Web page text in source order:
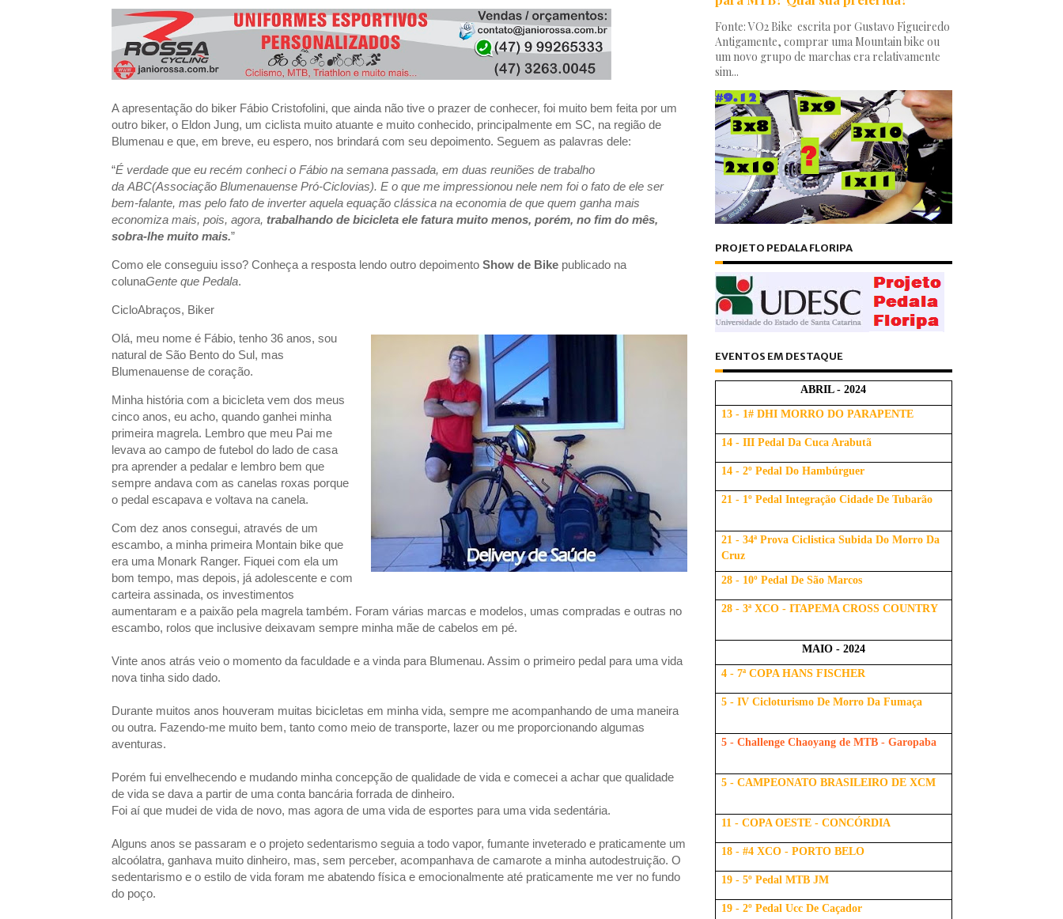
CICLOTURISMO 3º Pedal das Águas BBB - BEACH BIKER BLOG MARCH 08, 2020
EVENTO Pedala Tour - Floripa #2 - 2024 BBB - BEACH BIKER BLOG JANUARY 31, 2024
A apresentação do biker Fábio Cristofolini, que ainda não tive o prazer de conhecer, foi muito bem feita por um
outro biker, o Eldon Jung, um ciclista muito atuante e muito conhecido, principalmente em SC, na região de
Blumenau e que, em breve, eu espero, nos brindará com seu depoimento. Seguem as palavras dele:
“É verdade que eu recém conheci o Fábio na semana passada, em duas reuniões de trabalho
da ABC(Associação Blumenauense Pró-Ciclovias). E o que me impressionou nele nem foi o fato de ele ser
bem-falante, mas pelo fato de inverter aquela equação clássica na economia de que quem ganha mais
economiza mais, pois, agora, trabalhando de bicicleta ele fatura muito menos, porém, no fim do mês,
sobra-lhe muito mais.”
Como ele conseguiu isso? Conheça a resposta lendo outro depoimento Show de Bikepublicado na
colunaGente que Pedala.
CicloAbraços, Biker
Olá, meu nome é Fábio, tenho 36 anos, sou
natural de São Bento do Sul, mas
Blumenauense de coração.
Minha história com a bicicleta vem dos meus
cinco anos, eu acho, quando ganhei minha
primeira magrela. Lembro que meu Pai me
levava ao campo de futebol do lado de casa
pra aprender a pedalar e lembro bem que
sempre andava com as canelas roxas porque
o pedal escapava e voltava na canela.
Com dez anos consegui, através de um
escambo, a minha primeira Montain bike que
era uma Monark Ranger. Fiquei com ela um
bom tempo, mas depois, já adolescente e com
carteira assinada, os investimentos
aumentaram e a paixão pela magrela também. Foram várias marcas e modelos, umas compradas e outras no
escambo, rolos que inclusive deixavam sempre minha mãe de cabelos em pé.
Vinte anos atrás veio o momento da faculdade e a vinda para Blumenau. Assim o primeiro pedal para uma vida
nova tinha sido dado.
Durante muitos anos houveram muitas bicicletas em minha vida, sempre me acompanhando de uma maneira
ou outra. Fazendo-me muito bem, tanto como meio de transporte, lazer ou me proporcionando algumas
aventuras.
Porém fui envelhecendo e mudando minha concepção de qualidade de vida e comecei a achar que qualidade
de vida se dava a partir de uma conta bancária forrada de dinheiro.
Foi aí que mudei de vida de novo, mas agora de uma vida de esportes para uma vida sedentária.
Alguns anos se passaram e o projeto sedentarismo seguia a todo vapor, fumante inveterado e praticamente um
alcoólatra, ganhava muito dinheiro, mas, sem perceber, acompanhava de camarote a minha autodestruição. O
sedentarismo e o estilo de vida foram me abatendo física e emocionalmente até praticamente me ver no fundo
do poço.
Fonte: VO2 Bike escrita por Gustavo Figueiredo
Antigamente, comprar uma Mountain bike ou
um novo grupo de marchas era relativamente
sim...
PROJETO PEDALA FLORIPA
EVENTOS EM DESTAQUE
ABRIL - 2024
13 - 1# DHI MORRO DO PARAPENTE
14 - III Pedal Da Cuca Arabutã
14 - 2º Pedal Do Hambúrguer
21 - 1º Pedal Integração Cidade De Tubarão
21 - 34ª Prova Ciclistica Subida Do Morro Da
Cruz
28 - 10º Pedal De São Marcos
28 - 3ª XCO - ITAPEMA CROSS COUNTRY
MAIO - 2024
4 - 7ª COPA HANS FISCHER
5 - IV Cicloturismo De Morro Da Fumaça
5 - Challenge Chaoyang de MTB - Garopaba
5 - CAMPEONATO BRASILEIRO DE XCM
11 - COPA OESTE - CONCÓRDIA
18 - #4 XCO - PORTO BELO
19 - 5º Pedal MTB JM
19 - 2º Pedal Ucc De Caçador